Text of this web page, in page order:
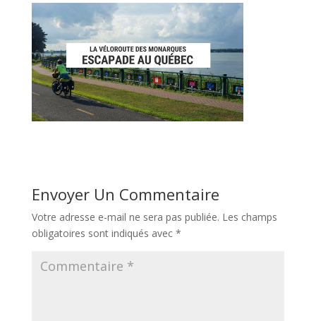
Envoyer Un Commentaire
Votre adresse e-mail ne sera pas publiée. Les champs
obligatoires sont indiqués avec *